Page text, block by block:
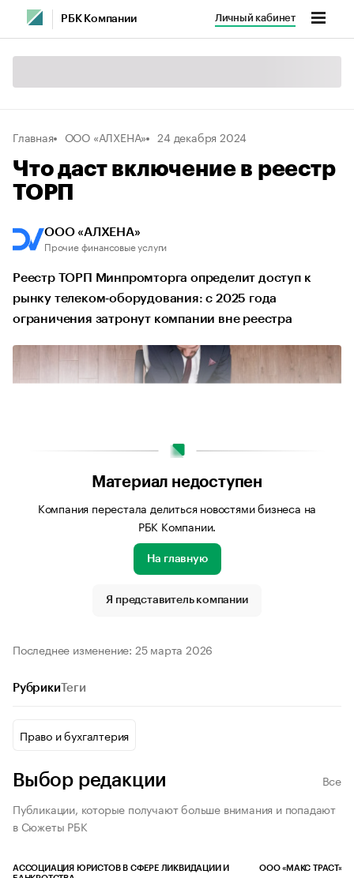
РБК Компании Личный кабинет
Главная ООО «АЛХЕНА» 24 декабря 2024
Что даст включение в реестр
ТОРП
ООО «АЛХЕНА»
Прочие финансовые услуги
Реестр ТОРП Минпромторга определит доступ к
рынку телеком‑оборудования: с 2025 года
ограничения затронут компании вне реестра
Источник изображения: Adobe Stock
Материал недоступен
Компания перестала делиться новостями бизнеса на
РБК Компании.
На главную
Я представитель компании
Последнее изменение: 25 марта 2026
Рубрики Теги
Право и бухгалтерия
Выбор редакции
Все
Публикации, которые получают больше внимания и попадают
в Сюжеты РБК
АССОЦИАЦИЯ ЮРИСТОВ В СФЕРЕ ЛИКВИДАЦИИ И
ООО «МАКС ТРАСТ»